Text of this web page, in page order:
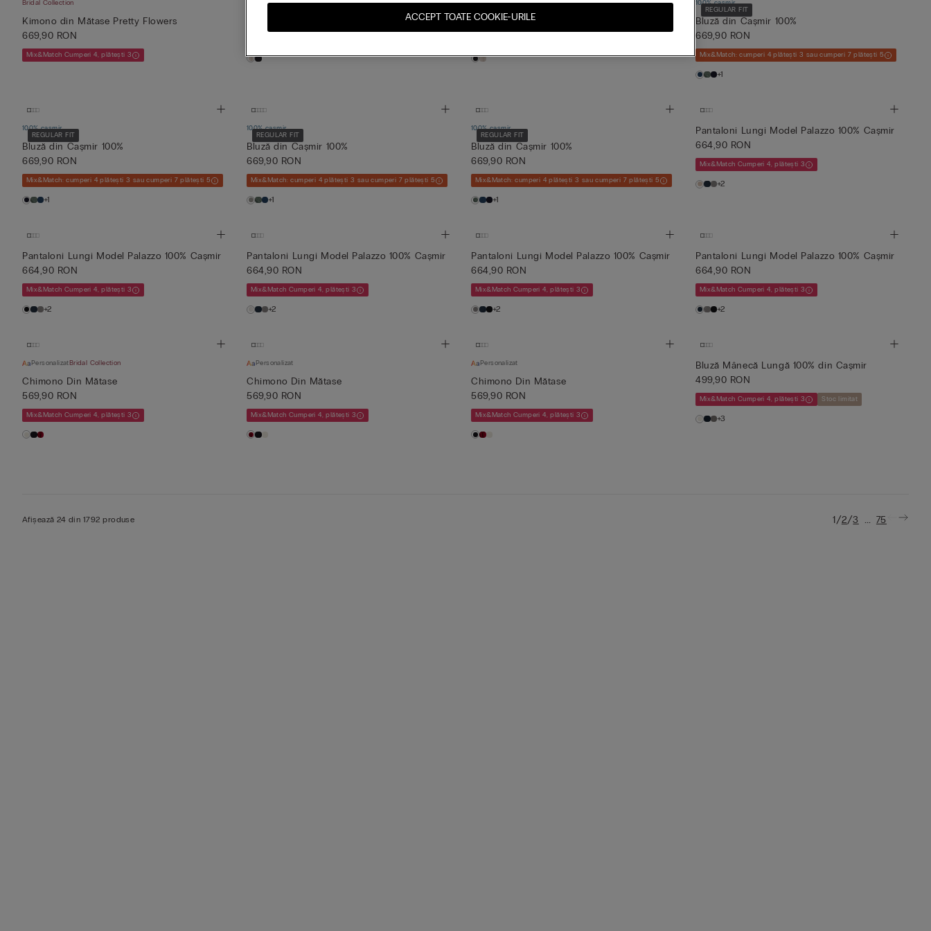
Bridal Collection
Kimono din Mătase Pretty Flowers
669,90 RON
Mix&Match Cumperi 4, plătești 3
Neglijeu De Lungime Midi, Din Mătase
Neglijeu De Lungime Midi, Din Mătase
669,90 RON
REGULAR FIT
100% cașmir
Bluză din Cașmir 100%
669,90 RON
Mix&Match: cumperi 4 plătești 3 sau cumperi 7 plătești 5
+1
REGULAR FIT
100% cașmir
Bluză din Cașmir 100%
669,90 RON
Mix&Match: cumperi 4 plătești 3 sau cumperi 7 plătești 5
+1
REGULAR FIT
100% cașmir
Bluză din Cașmir 100%
669,90 RON
Mix&Match: cumperi 4 plătești 3 sau cumperi 7 plătești 5
+1
REGULAR FIT
100% cașmir
Bluză din Cașmir 100%
669,90 RON
Mix&Match: cumperi 4 plătești 3 sau cumperi 7 plătești 5
+1
Pantaloni Lungi Model Palazzo 100% Cașmir
664,90 RON
Mix&Match Cumperi 4, plătești 3
+2
Pantaloni Lungi Model Palazzo 100% Cașmir
664,90 RON
Mix&Match Cumperi 4, plătești 3
+2
Pantaloni Lungi Model Palazzo 100% Cașmir
664,90 RON
Mix&Match Cumperi 4, plătești 3
+2
Pantaloni Lungi Model Palazzo 100% Cașmir
664,90 RON
Mix&Match Cumperi 4, plătești 3
+2
Pantaloni Lungi Model Palazzo 100% Cașmir
664,90 RON
Mix&Match Cumperi 4, plătești 3
+2
PersonalizatBridal Collection
Chimono Din Mătase
569,90 RON
Mix&Match Cumperi 4, plătești 3
Personalizat
Chimono Din Mătase
569,90 RON
Mix&Match Cumperi 4, plătești 3
Personalizat
Chimono Din Mătase
569,90 RON
Mix&Match Cumperi 4, plătești 3
Bluză Mânecă Lungă 100% din Cașmir
499,90 RON
Mix&Match Cumperi 4, plătești 3 Stoc limitat
+3
Afișează 24 din 1792 produse 1/2/3 ... 75
ACCEPT TOATE COOKIE-URILE